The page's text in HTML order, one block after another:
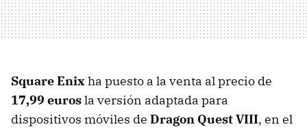
Square Enixha puesto a la venta al precio de
17,99 eurosla versión adaptada para
dispositivos móviles de Dragon Quest VIII, en el